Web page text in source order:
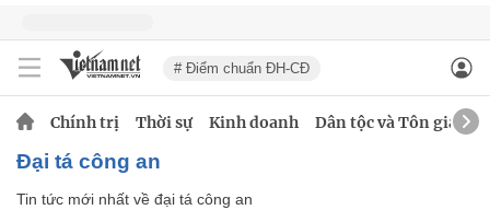
# Điểm chuẩn ĐH-CĐ
Chính trị Thời sự Kinh doanh Dân tộc và Tôn giáo
đại tá công an
Tin tức mới nhất về đại tá công an